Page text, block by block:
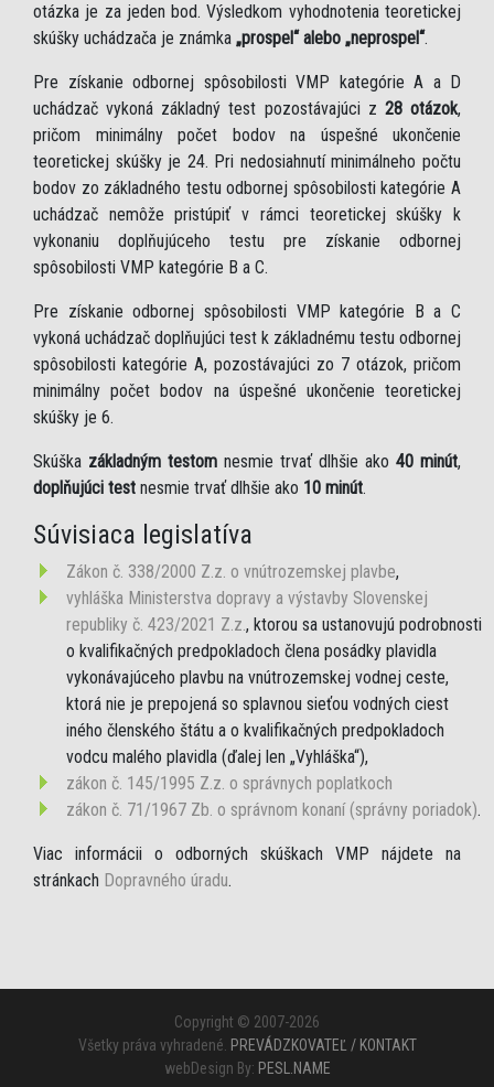
otázka je za jeden bod. Výsledkom vyhodnotenia teoretickej
skúšky uchádzača je známka „prospel“ alebo „neprospel“.
Pre získanie odbornej spôsobilosti VMP kategórie A a D
uchádzač vykoná základný test pozostávajúci z 28 otázok,
pričom minimálny počet bodov na úspešné ukončenie
teoretickej skúšky je 24. Pri nedosiahnutí minimálneho počtu
bodov zo základného testu odbornej spôsobilosti kategórie A
uchádzač nemôže pristúpiť v rámci teoretickej skúšky k
vykonaniu doplňujúceho testu pre získanie odbornej
spôsobilosti VMP kategórie B a C.
Pre získanie odbornej spôsobilosti VMP kategórie B a C
vykoná uchádzač doplňujúci test k základnému testu odbornej
spôsobilosti kategórie A, pozostávajúci zo 7 otázok, pričom
minimálny počet bodov na úspešné ukončenie teoretickej
skúšky je 6.
Skúška základným testom nesmie trvať dlhšie ako 40 minút,
doplňujúci test nesmie trvať dlhšie ako 10 minút.
Súvisiaca legislatíva
Zákon č. 338/2000 Z.z. o vnútrozemskej plavbe,
vyhláška Ministerstva dopravy a výstavby Slovenskej
republiky č. 423/2021 Z.z., ktorou sa ustanovujú podrobnosti
o kvalifikačných predpokladoch člena posádky plavidla
vykonávajúceho plavbu na vnútrozemskej vodnej ceste,
ktorá nie je prepojená so splavnou sieťou vodných ciest
iného členského štátu a o kvalifikačných predpokladoch
vodcu malého plavidla (ďalej len „Vyhláška“),
zákon č. 145/1995 Z.z. o správnych poplatkoch
zákon č. 71/1967 Zb. o správnom konaní (správny poriadok).
Viac informácii o odborných skúškach VMP nájdete na
stránkach Dopravného úradu.
Copyright © 2007-2026
Všetky práva vyhradené. PREVÁDZKOVATEĽ / KONTAKT
webDesign By: PESL.NAME